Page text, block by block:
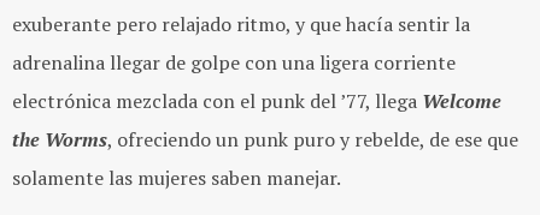
exuberante pero relajado ritmo, y que hacía sentir la
adrenalina llegar de golpe con una ligera corriente
electrónica mezclada con el punk del ’77, llega Welcome
the Worms, ofreciendo un punk puro y rebelde, de ese que
solamente las mujeres saben manejar.